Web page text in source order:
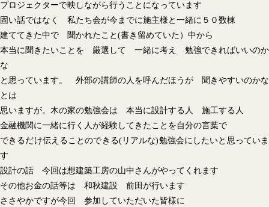
プロジェクターで映しながら行うことになっています
固い話ではなく 私たち会が今までに施主様と一緒に５０数棟
建ててきた中で 聞かれたこと(書き留めていた）中から
本当に聞きたいことを 厳選して 一緒に考え 勉強できればいいのか
な
と思っています。 外部の講師の人を呼んだほうが 聞きやすいのかな
とは
思いますが。木の家の勉強会は 本当に設計する人 施工する人
金融機関に一緒に行く人が経験してきたことを自分の言葉で
できるだけ伝えることのできる(リアルな)勉強会にしたいと思っていま
す
設計の話 今回は想建築工房の山中さんがやってくれます
その他お金の話等は 和秋建設 前田が行います
ささやかですが今回 参加していただいた皆様に